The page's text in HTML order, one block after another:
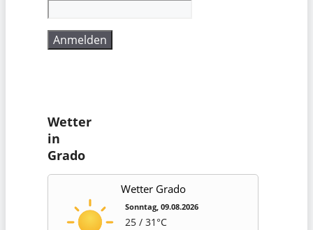
Wetter
in
Grado
Wetter Grado
Sonntag, 09.08.2026
25 / 31°C